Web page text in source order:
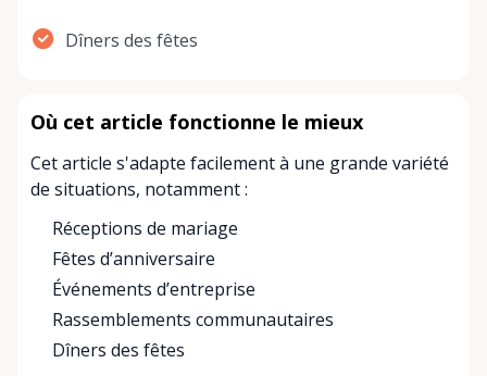
Dîners des fêtes
Où cet article fonctionne le mieux
Cet article s'adapte facilement à une grande variété
de situations, notamment :
Réceptions de mariage
Fêtes d’anniversaire
Événements d’entreprise
Rassemblements communautaires
Dîners des fêtes